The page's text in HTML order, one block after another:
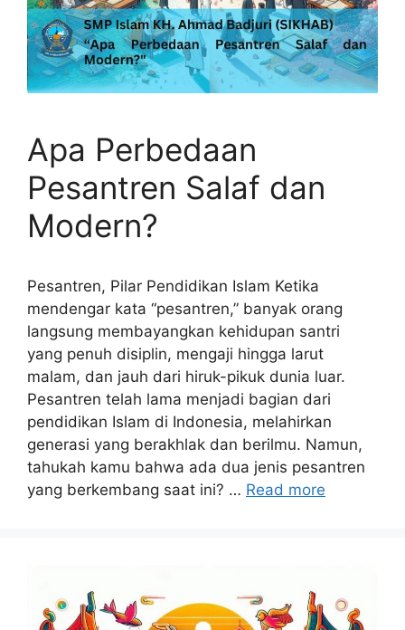
Apa Perbedaan
Pesantren Salaf dan
Modern?
Pesantren, Pilar Pendidikan Islam Ketika
mendengar kata “pesantren,” banyak orang
langsung membayangkan kehidupan santri
yang penuh disiplin, mengaji hingga larut
malam, dan jauh dari hiruk-pikuk dunia luar.
Pesantren telah lama menjadi bagian dari
pendidikan Islam di Indonesia, melahirkan
generasi yang berakhlak dan berilmu. Namun,
tahukah kamu bahwa ada dua jenis pesantren
yang berkembang saat ini? … Read more